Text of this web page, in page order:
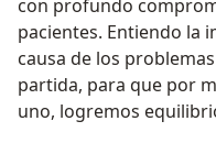
con profundo
pacientes. Entiendo la
causa de los
partida, para que por
uno, logremos